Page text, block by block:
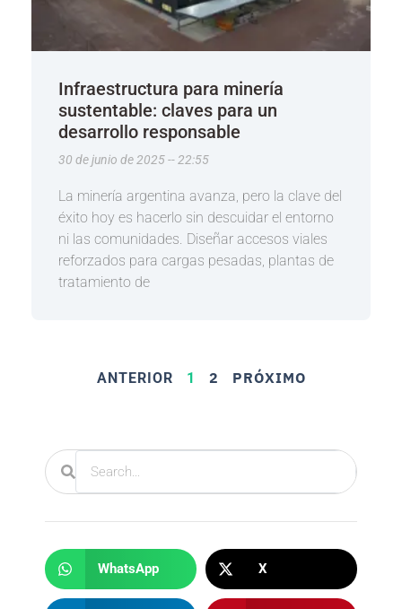
Infraestructura para minería
sustentable: claves para un
desarrollo responsable
30 de junio de 2025 22:55
La minería argentina avanza, pero la clave del
éxito hoy es hacerlo sin descuidar el entorno
ni las comunidades. Diseñar accesos viales
reforzados para cargas pesadas, plantas de
tratamiento de
ANTERIOR 1 2 PRÓXIMO
WhatsApp X